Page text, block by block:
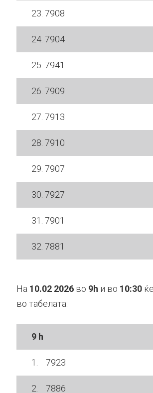
23. 7908
24. 7904
25. 7941
26. 7909
27. 7913
28. 7910
29. 7907
30. 7927
31. 7901
32. 7881
На 10.02 2026во 9h и во 10:30
во табелата:
9 h
1. 7923
2. 7886